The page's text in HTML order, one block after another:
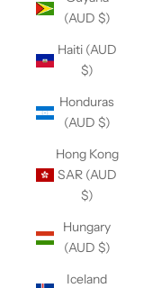
(AUD $)
Haiti (AUD
$)
Honduras
(AUD $)
Hong Kong
SAR (AUD
$)
Hungary
(AUD $)
Iceland